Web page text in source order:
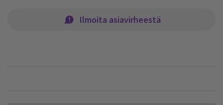
Ilmoita asiavirheestä